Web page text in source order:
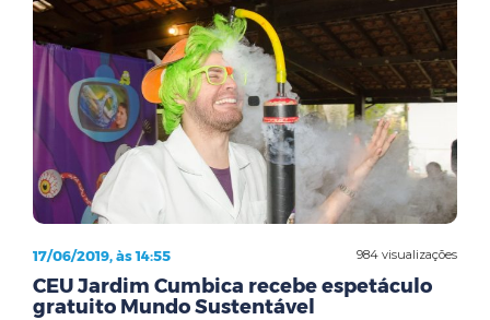
984 visualizações
17/06/2019, às 14:55
CEU Jardim Cumbica recebe espetáculo
gratuito Mundo Sustentável